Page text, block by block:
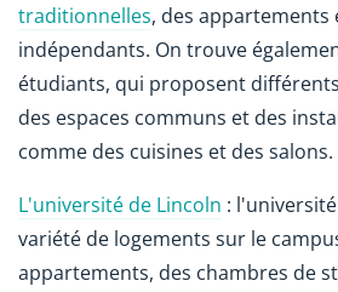
traditionnelles, des appartements
indépendants. On trouve
étudiants, qui proposent
des espaces communs et des
comme des cuisines et des salons.
L'université de Lincoln :
variété de logements sur le
appartements, des chambres de